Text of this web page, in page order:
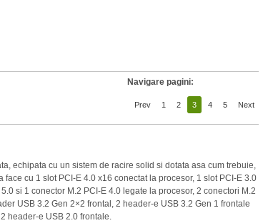
Navigare pagini:
Prev 1 2 3 4 5 Next
echipata cu un sistem de racire solid si dotata asa cum trebuie,
cu 1 slot PCI-E 4.0 x16 conectat la procesor, 1 slot PCI-E 3.0
si 1 conector M.2 PCI-E 4.0 legate la procesor, 2 conectori M.2
USB 3.2 Gen 2×2 frontal, 2 header-e USB 3.2 Gen 1 frontale
header-e USB 2.0 frontale.